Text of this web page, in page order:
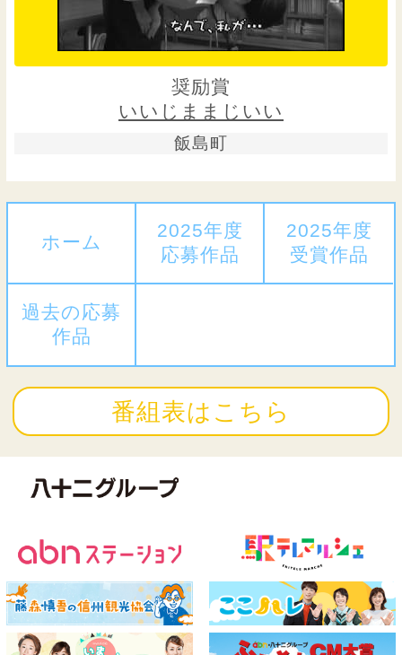
奨励賞
いいじままじいい
飯島町
ホーム
2025年度
応募作品
2025年度
受賞作品
過去の応募
作品
番組表はこちら